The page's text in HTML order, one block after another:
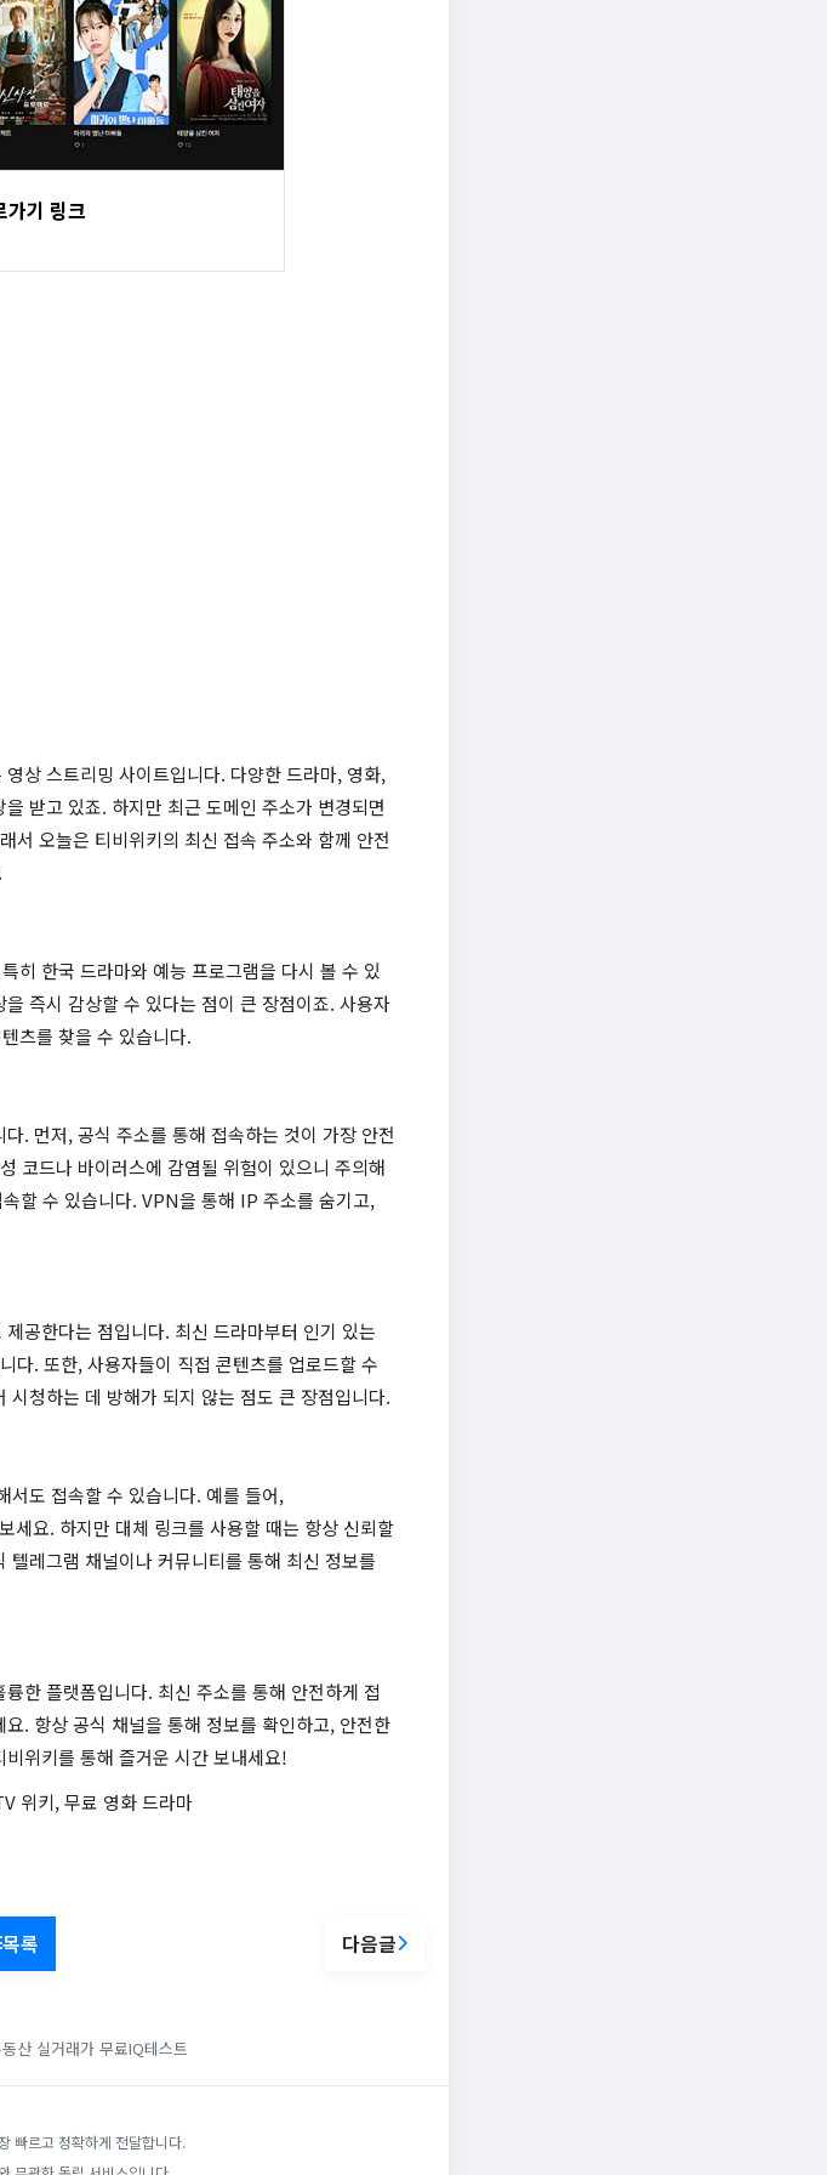
가기 링크
상 스트리밍 사이트입니다. 다양한 드라마, 영화,
받고 있죠. 하지만 최근 도메인 주소가 변경되면
서 오늘은 티비위키의 최신 접속 주소와 함께 안전
히 한국 드라마와 예능 프로그램을 다시 볼 수 있
즉시 감상할 수 있다는 점이 큰 장점이죠. 사용자
츠를 찾을 수 있습니다.
. 먼저, 공식 주소를 통해 접속하는 것이 가장 안전
코드나 바이러스에 감염될 위험이 있으니 주의해
할 수 있습니다. VPN을 통해 IP 주소를 숨기고,
공한다는 점입니다. 최신 드라마부터 인기 있는
다. 또한, 사용자들이 직접 콘텐츠를 업로드할 수
청하는 데 방해가 되지 않는 점도 큰 장점입니다.
서도 접속할 수 있습니다. 예를 들어,
요. 하지만 대체 링크를 사용할 때는 항상 신뢰할
레그램 채널이나 커뮤니티를 통해 최신 정보를
한 플랫폼입니다. 최신 주소를 통해 안전하게 접
. 항상 공식 채널을 통해 정보를 확인하고, 안전한
위키를 통해 즐거운 시간 보내세요!
위키, 무료 영화 드라마
목록 다음글
산 실거래가 무료IQ테스트
빠르고 정확하게 전달합니다.